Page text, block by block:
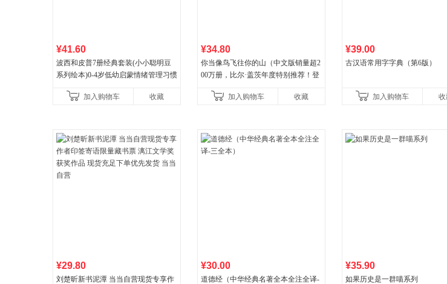
¥41.60
波西和皮普7册经典套装(小小聪明豆
系列绘本)0-4岁低幼启蒙情绪管理习惯
养好品质，发现快
加入购物车 收藏
¥34.80
你当像鸟飞往你的山（中文版销量超2
00万册，比尔·盖茨年度特别推荐！登
比你听说的还要
加入购物车 收藏
¥39.00
古汉语常用字字典（第6版）
加入购物车 收
¥29.80
刘楚昕新书泥潭 当当自营现货专享作
¥30.00
道德经（中华经典名著全本全注全译-
¥35.90
如果历史是一群喵系列